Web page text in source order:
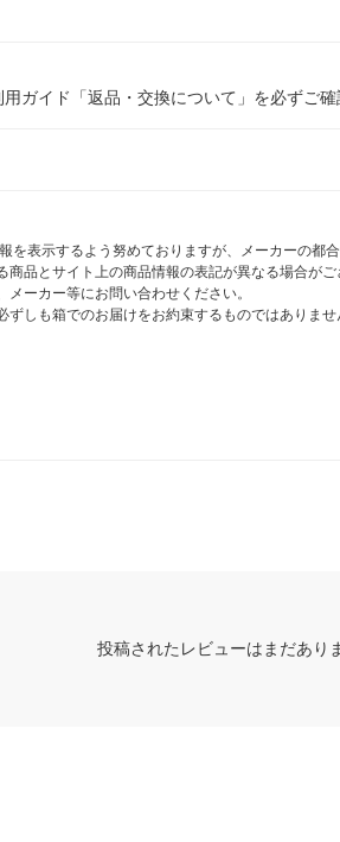
ガイド「返品・交換について」を必ずご確
を表示するよう努めておりますが、メーカーの
品とサイト上の商品情報の表記が異なる場合が
ーカー等にお問い合わせください。
しも箱でのお届けをお約束するものではありま
投稿されたレビューはまだあり